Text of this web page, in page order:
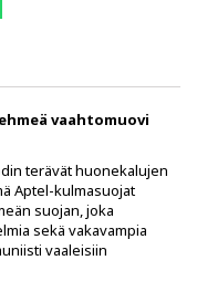
vaahtomuovi
terävät huonekalujen
Aptel-kulmasuojat
suojan, joka
sekä vakavampia
vaaleisiin